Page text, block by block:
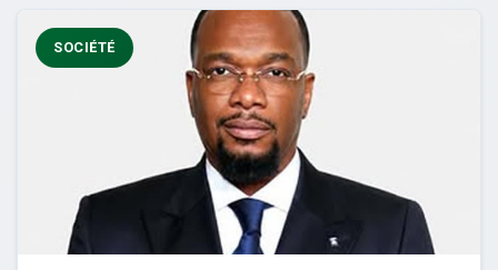
SOCIÉTÉ